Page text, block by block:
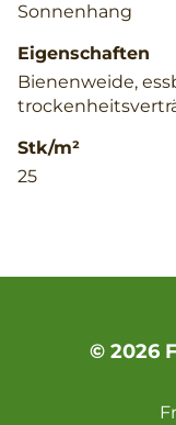
Sonnenhang
Eigenschaften
Bienenweide,
Stk/m²
25
© 2026